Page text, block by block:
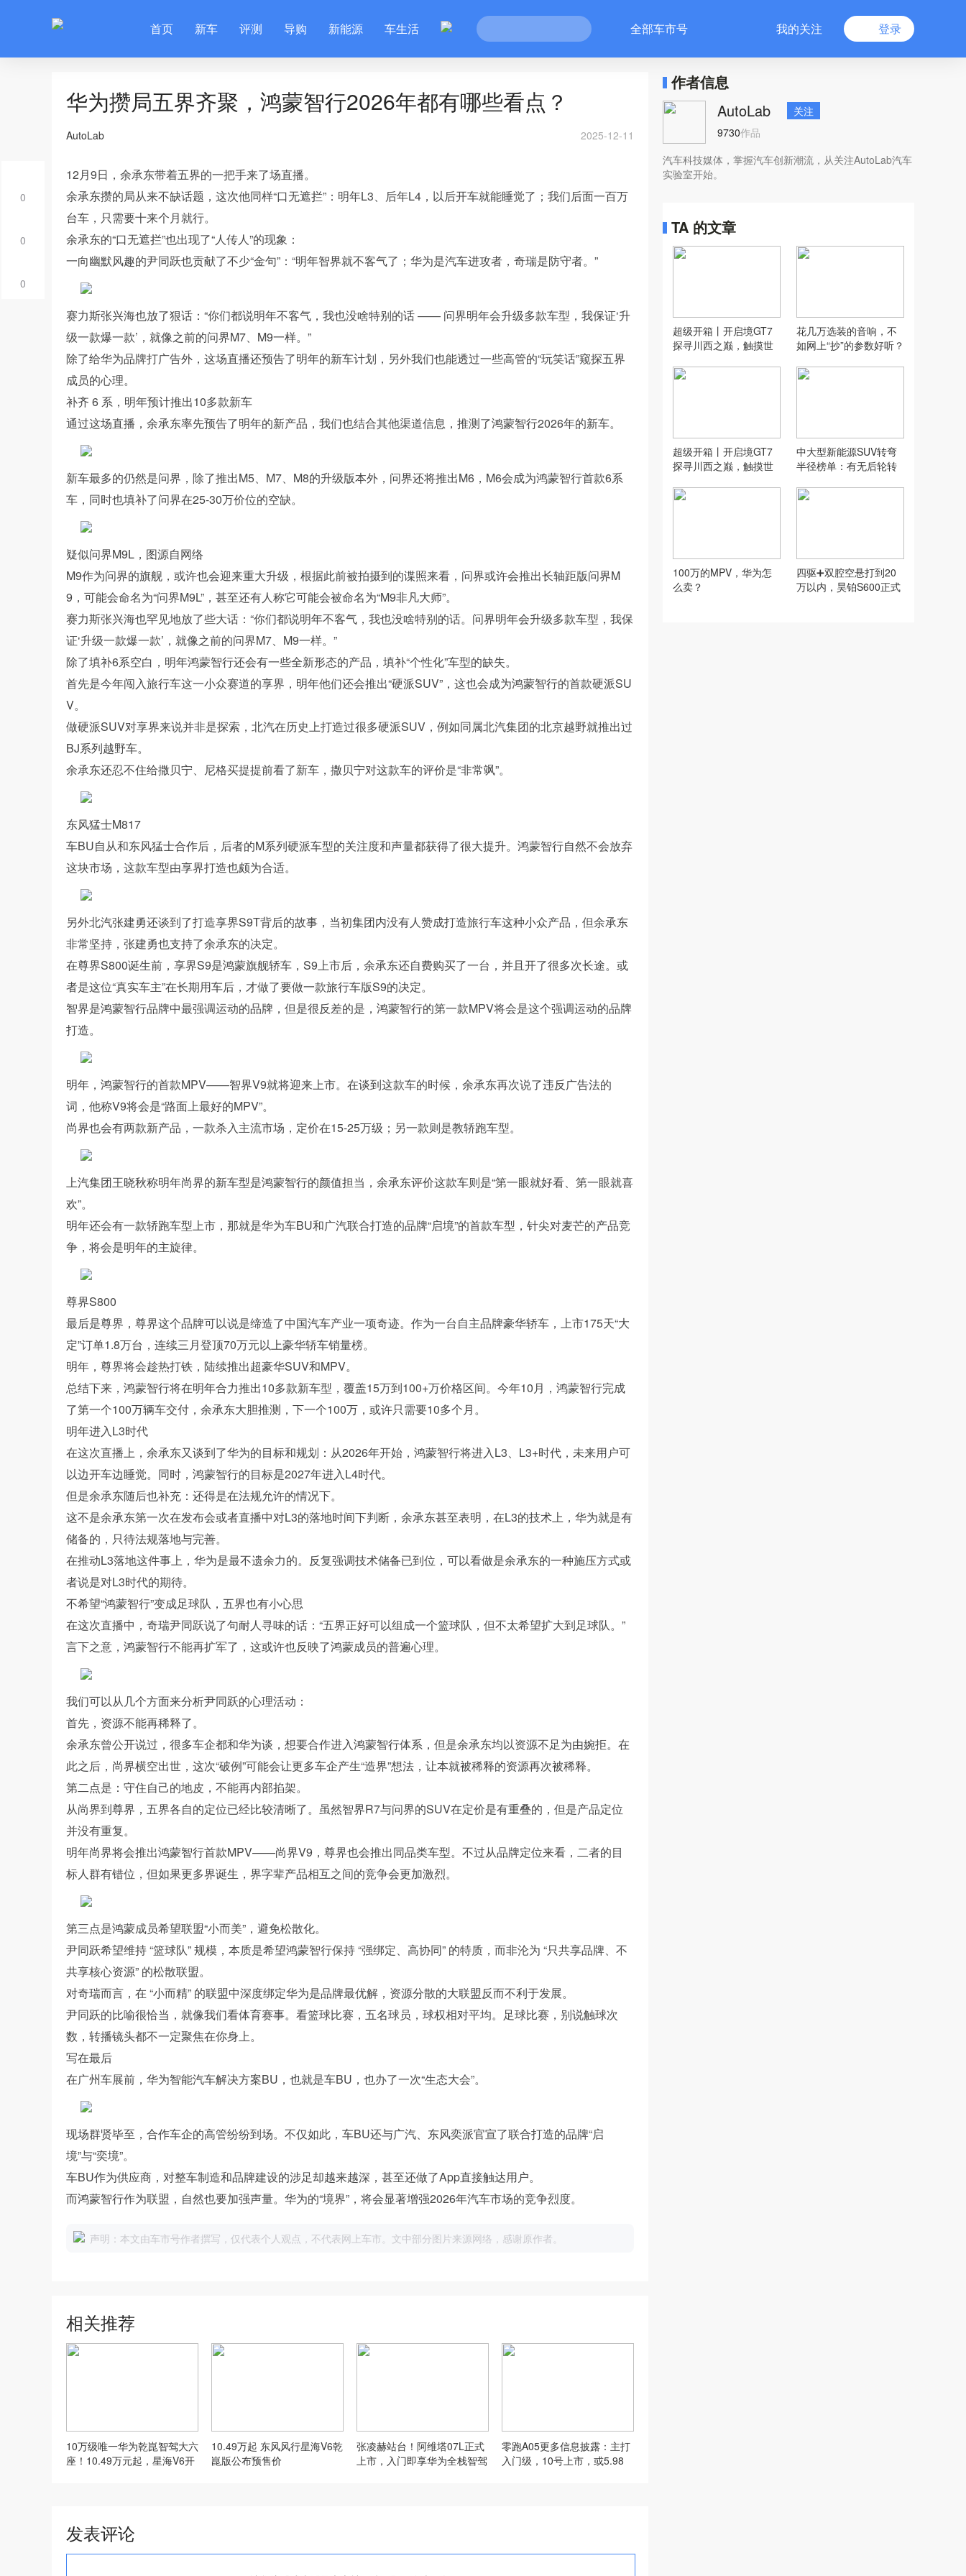
首页 新车 评测 导购 新能源 车生活 全部车市号 我的关注 登录
0
0
0
华为攒局五界齐聚，鸿蒙智行2026年都有哪些看点？
AutoLab 2025-12-11
12月9日，余承东带着五界的一把手来了场直播。
余承东攒的局从来不缺话题，这次他同样“口无遮拦”：明年L3、后年L4，以后开车就能睡觉了；我们后面一百万
台车，只需要十来个月就行。
余承东的“口无遮拦”也出现了“人传人”的现象：
一向幽默风趣的尹同跃也贡献了不少“金句”：“明年智界就不客气了；华为是汽车进攻者，奇瑞是防守者。”
赛力斯张兴海也放了狠话：“你们都说明年不客气，我也没啥特别的话 —— 问界明年会升级多款车型，我保证‘升
级一款爆一款’，就像之前的问界M7、M9一样。”
除了给华为品牌打广告外，这场直播还预告了明年的新车计划，另外我们也能透过一些高管的“玩笑话”窥探五界
成员的心理。
补齐 6 系，明年预计推出10多款新车
通过这场直播，余承东率先预告了明年的新产品，我们也结合其他渠道信息，推测了鸿蒙智行2026年的新车。
新车最多的仍然是问界，除了推出M5、M7、M8的升级版本外，问界还将推出M6，M6会成为鸿蒙智行首款6系
车，同时也填补了问界在25-30万价位的空缺。
疑似问界M9L，图源自网络
M9作为问界的旗舰，或许也会迎来重大升级，根据此前被拍摄到的谍照来看，问界或许会推出长轴距版问界M
9，可能会命名为“问界M9L”，甚至还有人称它可能会被命名为“M9非凡大师”。
赛力斯张兴海也罕见地放了些大话：“你们都说明年不客气，我也没啥特别的话。问界明年会升级多款车型，我保
证‘升级一款爆一款’，就像之前的问界M7、M9一样。”
除了填补6系空白，明年鸿蒙智行还会有一些全新形态的产品，填补“个性化”车型的缺失。
首先是今年闯入旅行车这一小众赛道的享界，明年他们还会推出“硬派SUV”，这也会成为鸿蒙智行的首款硬派SU
V。
做硬派SUV对享界来说并非是探索，北汽在历史上打造过很多硬派SUV，例如同属北汽集团的北京越野就推出过
BJ系列越野车。
余承东还忍不住给撒贝宁、尼格买提提前看了新车，撒贝宁对这款车的评价是“非常飒”。
东风猛士M817
车BU自从和东风猛士合作后，后者的M系列硬派车型的关注度和声量都获得了很大提升。鸿蒙智行自然不会放弃
这块市场，这款车型由享界打造也颇为合适。
另外北汽张建勇还谈到了打造享界S9T背后的故事，当初集团内没有人赞成打造旅行车这种小众产品，但余承东
非常坚持，张建勇也支持了余承东的决定。
在尊界S800诞生前，享界S9是鸿蒙旗舰轿车，S9上市后，余承东还自费购买了一台，并且开了很多次长途。或
者是这位“真实车主”在长期用车后，才做了要做一款旅行车版S9的决定。
智界是鸿蒙智行品牌中最强调运动的品牌，但是很反差的是，鸿蒙智行的第一款MPV将会是这个强调运动的品牌
打造。
明年，鸿蒙智行的首款MPV——智界V9就将迎来上市。在谈到这款车的时候，余承东再次说了违反广告法的
词，他称V9将会是“路面上最好的MPV”。
尚界也会有两款新产品，一款杀入主流市场，定价在15-25万级；另一款则是教轿跑车型。
上汽集团王晓秋称明年尚界的新车型是鸿蒙智行的颜值担当，余承东评价这款车则是“第一眼就好看、第一眼就喜
欢”。
明年还会有一款轿跑车型上市，那就是华为车BU和广汽联合打造的品牌“启境”的首款车型，针尖对麦芒的产品竞
争，将会是明年的主旋律。
尊界S800
最后是尊界，尊界这个品牌可以说是缔造了中国汽车产业一项奇迹。作为一台自主品牌豪华轿车，上市175天“大
定”订单1.8万台，连续三月登顶70万元以上豪华轿车销量榜。
明年，尊界将会趁热打铁，陆续推出超豪华SUV和MPV。
总结下来，鸿蒙智行将在明年合力推出10多款新车型，覆盖15万到100+万价格区间。今年10月，鸿蒙智行完成
了第一个100万辆车交付，余承东大胆推测，下一个100万，或许只需要10多个月。
明年进入L3时代
在这次直播上，余承东又谈到了华为的目标和规划：从2026年开始，鸿蒙智行将进入L3、L3+时代，未来用户可
以边开车边睡觉。同时，鸿蒙智行的目标是2027年进入L4时代。
但是余承东随后也补充：还得是在法规允许的情况下。
这不是余承东第一次在发布会或者直播中对L3的落地时间下判断，余承东甚至表明，在L3的技术上，华为就是有
储备的，只待法规落地与完善。
在推动L3落地这件事上，华为是最不遗余力的。反复强调技术储备已到位，可以看做是余承东的一种施压方式或
者说是对L3时代的期待。
不希望“鸿蒙智行”变成足球队，五界也有小心思
在这次直播中，奇瑞尹同跃说了句耐人寻味的话：“五界正好可以组成一个篮球队，但不太希望扩大到足球队。”
言下之意，鸿蒙智行不能再扩军了，这或许也反映了鸿蒙成员的普遍心理。
我们可以从几个方面来分析尹同跃的心理活动：
首先，资源不能再稀释了。
余承东曾公开说过，很多车企都和华为谈，想要合作进入鸿蒙智行体系，但是余承东均以资源不足为由婉拒。在
此之后，尚界横空出世，这次“破例”可能会让更多车企产生“造界”想法，让本就被稀释的资源再次被稀释。
第二点是：守住自己的地皮，不能再内部掐架。
从尚界到尊界，五界各自的定位已经比较清晰了。虽然智界R7与问界的SUV在定价是有重叠的，但是产品定位
并没有重复。
明年尚界将会推出鸿蒙智行首款MPV——尚界V9，尊界也会推出同品类车型。不过从品牌定位来看，二者的目
标人群有错位，但如果更多界诞生，界字辈产品相互之间的竞争会更加激烈。
第三点是鸿蒙成员希望联盟“小而美”，避免松散化。
尹同跃希望维持 “篮球队” 规模，本质是希望鸿蒙智行保持 “强绑定、高协同” 的特质，而非沦为 “只共享品牌、不
共享核心资源” 的松散联盟。
对奇瑞而言，在 “小而精” 的联盟中深度绑定华为是品牌最优解，资源分散的大联盟反而不利于发展。
尹同跃的比喻很恰当，就像我们看体育赛事。看篮球比赛，五名球员，球权相对平均。足球比赛，别说触球次
数，转播镜头都不一定聚焦在你身上。
写在最后
在广州车展前，华为智能汽车解决方案BU，也就是车BU，也办了一次“生态大会”。
现场群贤毕至，合作车企的高管纷纷到场。不仅如此，车BU还与广汽、东风奕派官宣了联合打造的品牌“启
境”与“奕境”。
车BU作为供应商，对整车制造和品牌建设的涉足却越来越深，甚至还做了App直接触达用户。
而鸿蒙智行作为联盟，自然也要加强声量。华为的“境界”，将会显著增强2026年汽车市场的竞争烈度。
声明：本文由车市号作者撰写，仅代表个人观点，不代表网上车市。文中部分图片来源网络，感谢原作者。
相关推荐
10万级唯一华为乾崑智驾大六
座！10.49万元起，星海V6开
10.49万起 东风风行星海V6乾
崑版公布预售价
张凌赫站台！阿维塔07L正式
上市，入门即享华为全栈智驾
零跑A05更多信息披露：主打
入门级，10号上市，或5.98
发表评论
作者信息
AutoLab
关注
9730作品
汽车科技媒体，掌握汽车创新潮流，从关注AutoLab汽车
实验室开始。
TA 的文章
超级开箱丨开启境GT7
探寻川西之巅，触摸世
花几万选装的音响，不
如网上“抄”的参数好听？
超级开箱丨开启境GT7
探寻川西之巅，触摸世
中大型新能源SUV转弯
半径榜单：有无后轮转
100万的MPV，华为怎
么卖？
四驱➕双腔空悬打到20
万以内，昊铂S600正式